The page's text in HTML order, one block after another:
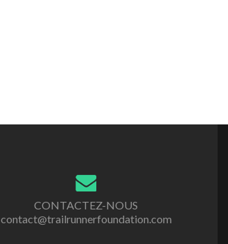
CONTACTEZ-NOUS
contact@trailrunnerfoundation.com